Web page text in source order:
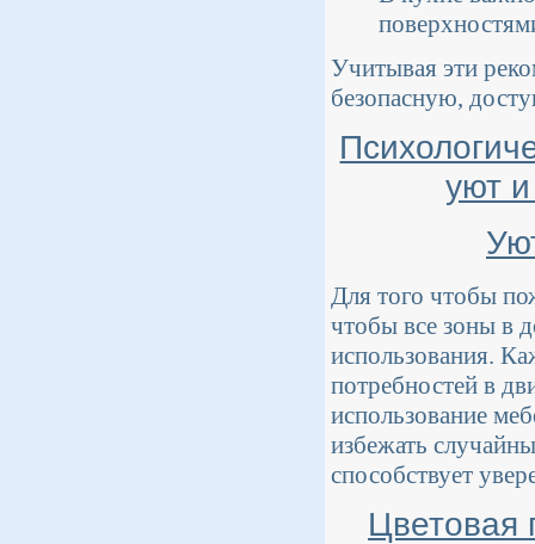
Учитывая эти
безопасную,
уют
Для того чтобы
чтобы все зоны в
использования.
потребностей в
использование
избежать
способствует
Цветовая